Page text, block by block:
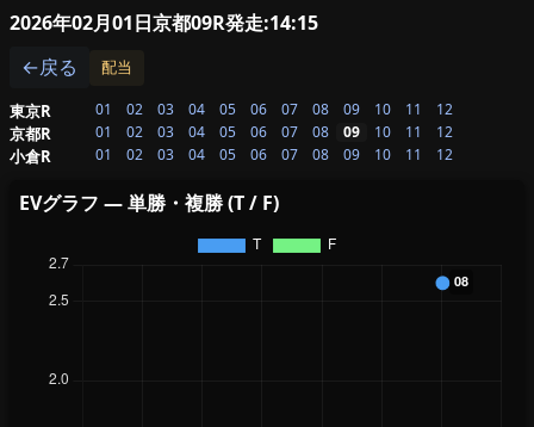
2026年02月01日京都09R発走:14:15
←戻る
配当
東京R 01 02 03 04 05 06 07 08 09 10 11 12
京都R 01 02 03 04 05 06 07 08 09 10 11 12
小倉R 01 02 03 04 05 06 07 08 09 10 11 12
EVグラフ — 単勝・複勝 (T / F)